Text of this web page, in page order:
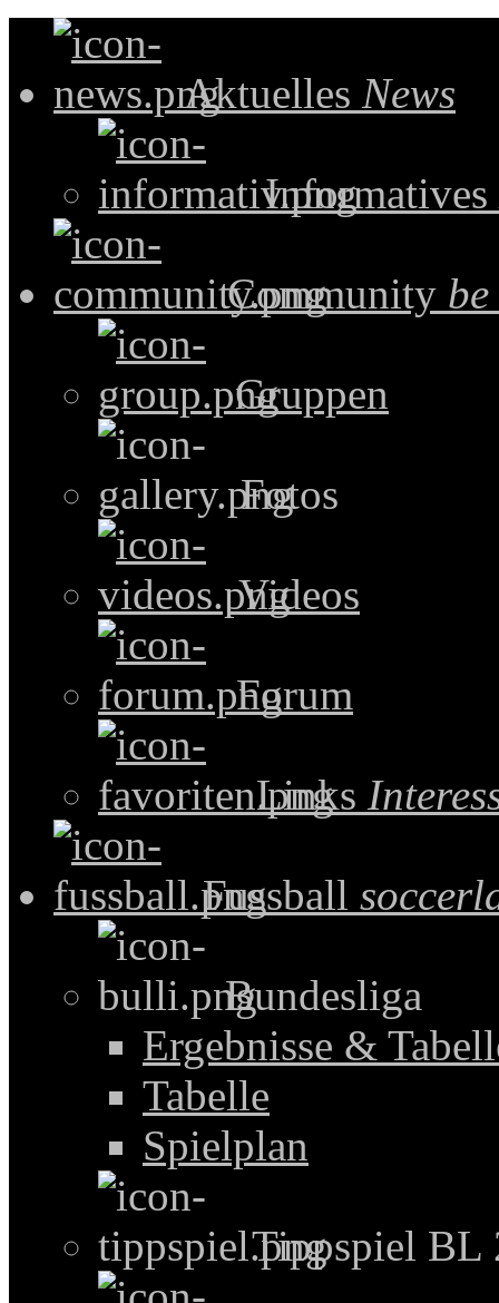
Aktuelles News
Informatives
Community
Gruppen
Fotos
Videos
Forum
Links
Fussball
Bundesliga
Ergebnisse &
Tabelle
Spielplan
Tippspiel BL